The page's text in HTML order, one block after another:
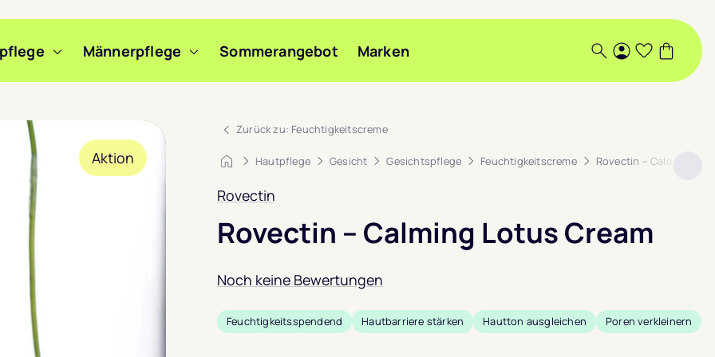
Männerpflege Sommerangebot Marken Suche
Login
Aktion
Slide wechseln
Slide wechseln
Slide wechseln Zurück zu: Feuchtigkeitscreme
Startseite
Hautpflege Gesicht Gesichtspflege Feuchtigkeitscreme Rovectin – Calming
Rovectin
Rovectin – Calming Lotus Cream
Noch keine Bewertungen
Feuchtigkeitsspendend Hautbarriere stärken Hautton ausgleichen Poren verkleinern